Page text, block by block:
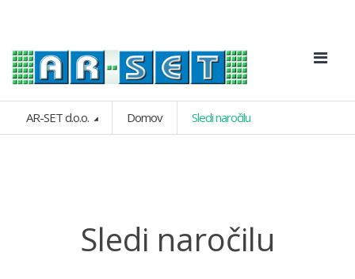
AR-SET d.o.o. Domov Sledi naročilu
Sledi naročilu